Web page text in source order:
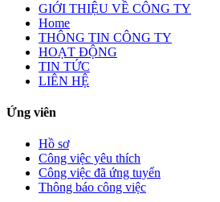
GIỚI THIỆU VỀ CÔNG TY
Home
THÔNG TIN CÔNG TY
HOẠT ĐỘNG
TIN TỨC
LIÊN HỆ
Ứng viên
Hồ sơ
Công việc yêu thích
Công việc đã ứng tuyển
Thông báo công việc